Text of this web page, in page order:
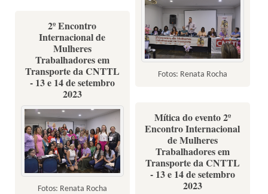
Fotos: Renata Rocha
2º Encontro
Internacional de
Mulheres
Trabalhadores em
Transporte da CNTTL
- 13 e 14 de setembro
2023
Fotos: Renata Rocha
Mítica do evento 2º
Encontro Internacional
de Mulheres
Trabalhadores em
Transporte da CNTTL
- 13 e 14 de setembro
2023